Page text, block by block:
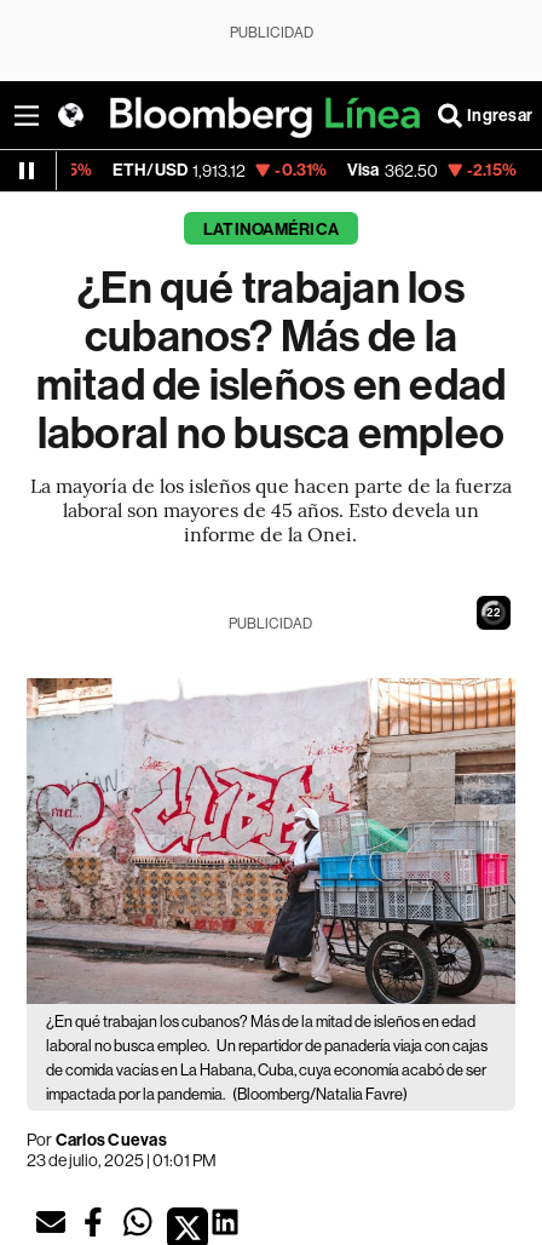
PUBLICIDAD
Ingresar
ETH/USD 1,913.12 -0.31% Visa 362.50 -2.15% MercadoLibre
LATINOAMÉRICA
¿En qué trabajan los
cubanos? Más de la
mitad de isleños en edad
laboral no busca empleo
La mayoría de los isleños que hacen parte de la fuerza
laboral son mayores de 45 años. Esto devela un
informe de la Onei.
21
PUBLICIDAD
¿En qué trabajan los cubanos? Más de la mitad de isleños en edad
laboral no busca empleo. Un repartidor de panadería viaja con cajas
de comida vacías en La Habana, Cuba, cuya economía acabó de ser
impactada por la pandemia. (Bloomberg/Natalia Favre)
PorCarlos Cuevas
23 de julio, 2025 | 01:01 PM